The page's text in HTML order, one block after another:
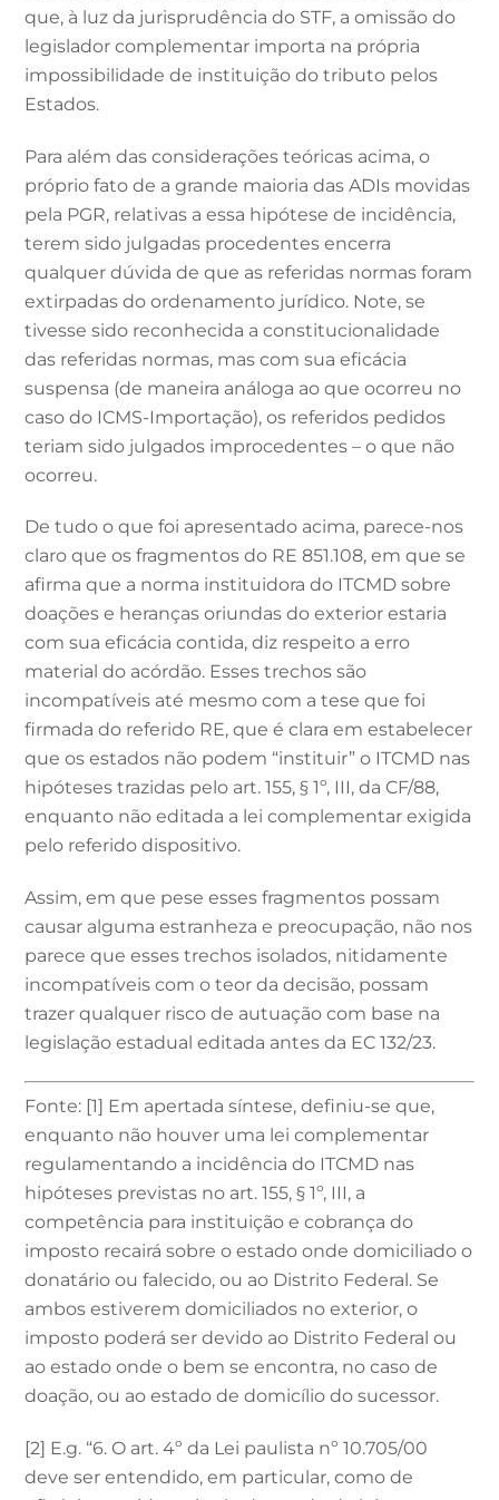
que, à luz da jurisprudência do STF, a omissão do
legislador complementar importa na própria
impossibilidade de instituição do tributo pelos
Estados.
Para além das considerações teóricas acima, o
próprio fato de a grande maioria das ADIs movidas
pela PGR, relativas a essa hipótese de incidência,
terem sido julgadas procedentes encerra
qualquer dúvida de que as referidas normas foram
extirpadas do ordenamento jurídico. Note, se
tivesse sido reconhecida a constitucionalidade
das referidas normas, mas com sua eficácia
suspensa (de maneira análoga ao que ocorreu no
caso do ICMS-Importação), os referidos pedidos
teriam sido julgados improcedentes – o que não
ocorreu.
De tudo o que foi apresentado acima, parece-nos
claro que os fragmentos do RE 851.108, em que se
afirma que a norma instituidora do ITCMD sobre
doações e heranças oriundas do exterior estaria
com sua eficácia contida, diz respeito a erro
material do acórdão. Esses trechos são
incompatíveis até mesmo com a tese que foi
firmada do referido RE, que é clara em estabelecer
que os estados não podem “instituir” o ITCMD nas
hipóteses trazidas pelo art. 155, § 1º, III, da CF/88,
enquanto não editada a lei complementar exigida
pelo referido dispositivo.
Assim, em que pese esses fragmentos possam
causar alguma estranheza e preocupação, não nos
parece que esses trechos isolados, nitidamente
incompatíveis com o teor da decisão, possam
trazer qualquer risco de autuação com base na
legislação estadual editada antes da EC 132/23.
Fonte: [1] Em apertada síntese, definiu-se que,
enquanto não houver uma lei complementar
regulamentando a incidência do ITCMD nas
hipóteses previstas no art. 155, § 1º, III, a
competência para instituição e cobrança do
imposto recairá sobre o estado onde domiciliado o
donatário ou falecido, ou ao Distrito Federal. Se
ambos estiverem domiciliados no exterior, o
imposto poderá ser devido ao Distrito Federal ou
ao estado onde o bem se encontra, no caso de
doação, ou ao estado de domicílio do sucessor.
[2] E.g. “6. O art. 4º da Lei paulista nº 10.705/00
deve ser entendido, em particular, como de